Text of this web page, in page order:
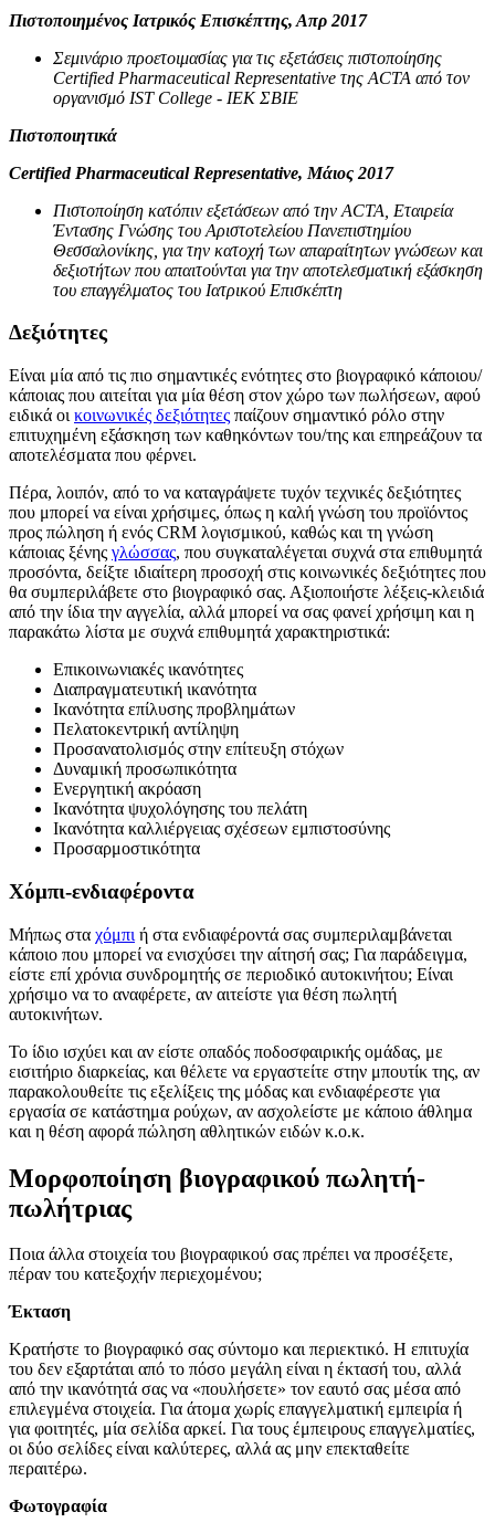
Πιστοποιημένος Ιατρικός Επισκέπτης, Απρ 2017
Σεμινάριο προετοιμασίας για τις εξετάσεις πιστοποίησης
Certified Pharmaceutical Representative της ACTA από τον
οργανισμό IST College - IEK ΣΒΙΕ
Πιστοποιητικά
Certified Pharmaceutical Representative, Μάιος 2017
Πιστοποίηση κατόπιν εξετάσεων από την ACTA, Εταιρεία
Έντασης Γνώσης του Αριστοτελείου Πανεπιστημίου
Θεσσαλονίκης, για την κατοχή των απαραίτητων γνώσεων και
δεξιοτήτων που απαιτούνται για την αποτελεσματική εξάσκηση
του επαγγέλματος του Ιατρικού Επισκέπτη
Δεξιότητες
Είναι μία από τις πιο σημαντικές ενότητες στο βιογραφικό κάποιου/
κάποιας που αιτείται για μία θέση στον χώρο των πωλήσεων, αφού
ειδικά οι κοινωνικές δεξιότητες παίζουν σημαντικό ρόλο στην
επιτυχημένη εξάσκηση των καθηκόντων του/της και επηρεάζουν τα
αποτελέσματα που φέρνει.
Πέρα, λοιπόν, από το να καταγράψετε τυχόν τεχνικές δεξιότητες
που μπορεί να είναι χρήσιμες, όπως η καλή γνώση του προϊόντος
προς πώληση ή ενός CRM λογισμικού, καθώς και τη γνώση
κάποιας ξένης γλώσσας, που συγκαταλέγεται συχνά στα επιθυμητά
προσόντα, δείξτε ιδιαίτερη προσοχή στις κοινωνικές δεξιότητες που
θα συμπεριλάβετε στο βιογραφικό σας. Αξιοποιήστε λέξεις-κλειδιά
από την ίδια την αγγελία, αλλά μπορεί να σας φανεί χρήσιμη και η
παρακάτω λίστα με συχνά επιθυμητά χαρακτηριστικά:
Επικοινωνιακές ικανότητες
Διαπραγματευτική ικανότητα
Ικανότητα επίλυσης προβλημάτων
Πελατοκεντρική αντίληψη
Προσανατολισμός στην επίτευξη στόχων
Δυναμική προσωπικότητα
Ενεργητική ακρόαση
Ικανότητα ψυχολόγησης του πελάτη
Ικανότητα καλλιέργειας σχέσεων εμπιστοσύνης
Προσαρμοστικότητα
Χόμπι-ενδιαφέροντα
Μήπως στα χόμπι ή στα ενδιαφέροντά σας συμπεριλαμβάνεται
κάποιο που μπορεί να ενισχύσει την αίτησή σας; Για παράδειγμα,
είστε επί χρόνια συνδρομητής σε περιοδικό αυτοκινήτου; Είναι
χρήσιμο να το αναφέρετε, αν αιτείστε για θέση πωλητή
αυτοκινήτων.
Το ίδιο ισχύει και αν είστε οπαδός ποδοσφαιρικής ομάδας, με
εισιτήριο διαρκείας, και θέλετε να εργαστείτε στην μπουτίκ της, αν
παρακολουθείτε τις εξελίξεις της μόδας και ενδιαφέρεστε για
εργασία σε κατάστημα ρούχων, αν ασχολείστε με κάποιο άθλημα
και η θέση αφορά πώληση αθλητικών ειδών κ.ο.κ.
Μορφοποίηση βιογραφικού πωλητή-
πωλήτριας
Ποια άλλα στοιχεία του βιογραφικού σας πρέπει να προσέξετε,
πέραν του κατεξοχήν περιεχομένου;
Έκταση
Κρατήστε το βιογραφικό σας σύντομο και περιεκτικό. Η επιτυχία
του δεν εξαρτάται από το πόσο μεγάλη είναι η έκτασή του, αλλά
από την ικανότητά σας να «πουλήσετε» τον εαυτό σας μέσα από
επιλεγμένα στοιχεία. Για άτομα χωρίς επαγγελματική εμπειρία ή
για φοιτητές, μία σελίδα αρκεί. Για τους έμπειρους επαγγελματίες,
οι δύο σελίδες είναι καλύτερες, αλλά ας μην επεκταθείτε
περαιτέρω.
Φωτογραφία